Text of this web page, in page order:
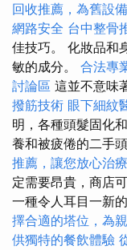
回收推薦，為舊設
網路安全 台中整骨
佳技巧。 化妝品和
敏的成分。 合法專
討論區 這並不意味
撥筋技術 眼下細紋
明，各種頭髮固化
養和被疲倦的二手
推薦，讓您放心治
定需要昂貴，商店
一種令人耳目一新
擇合適的塔位，為
供獨特的餐飲體驗